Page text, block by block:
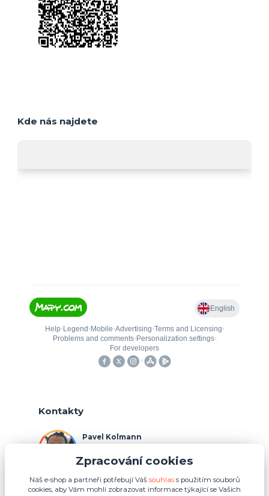
Kde nás najdete
Kontakty
Pavel Kolmann
(Po-Ne, 8:00-17:00 hod.)
p.kolmann@coolplays.cz
Zpracování cookies
Náš e-shop a partneři potřebují Váš souhlass použitím souborů
cookies, aby Vám mohli zobrazovat informace týkající se Vašich